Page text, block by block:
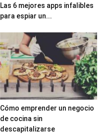
Las 6 mejores apps infalibles
para espiar un...
Cómo emprender un negocio
de cocina sin
descapitalizarse